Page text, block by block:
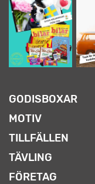
GODISBOXAR
MOTIV
TILLFÄLLEN
TÄVLING
FÖRETAG